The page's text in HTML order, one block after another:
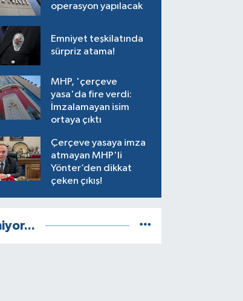
operasyon yapılacak
Emniyet teşkilatında
sürpriz atama!
MHP, 'çerçeve
yasa'da fire verdi:
İmzalamayan isim
ortaya çıktı
Çerçeve yasaya imza
atmayan MHP'li
Yönter’den dikkat
çeken çıkış!